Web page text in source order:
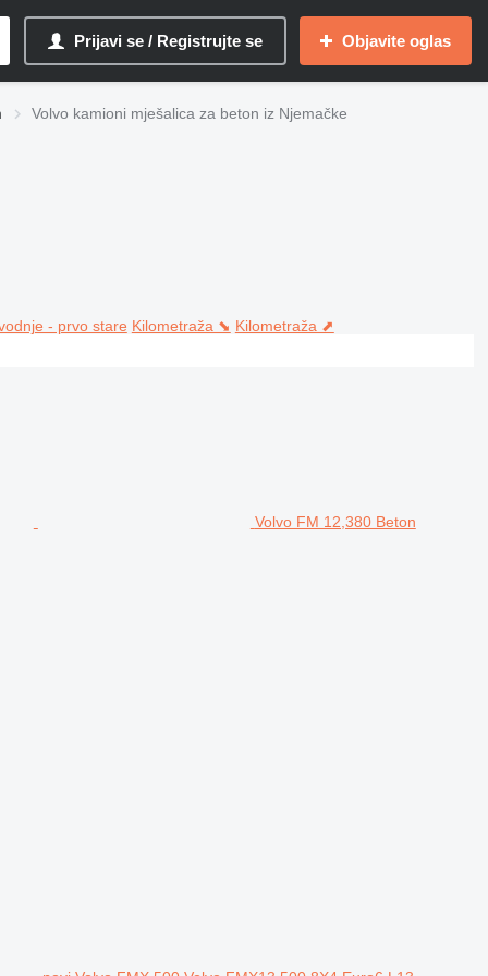
Prijavi se / Registrujte se Objavite oglas
Volvo kamioni mješalica za beton iz Njemačke
- prvo stare Kilometraža ⬊ Kilometraža ⬈
Volvo FM 12,380 Beton